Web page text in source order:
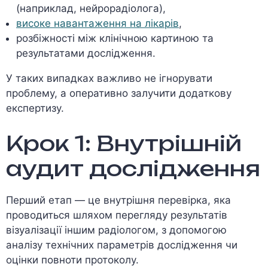
(наприклад, нейрорадіолога),
високе навантаження на лікарів,
розбіжності між клінічною картиною та
результатами дослідження.
У таких випадках важливо не ігнорувати
проблему, а оперативно залучити додаткову
експертизу.
Крок 1: Внутрішній
аудит дослідження
Перший етап — це внутрішня перевірка, яка
проводиться шляхом перегляду результатів
візуалізації іншим радіологом, з допомогою
аналізу технічних параметрів дослідження чи
оцінки повноти протоколу.